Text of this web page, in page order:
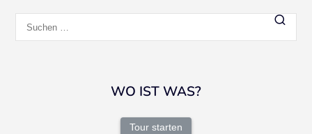
nach:
WO IST WAS?
Tour starten